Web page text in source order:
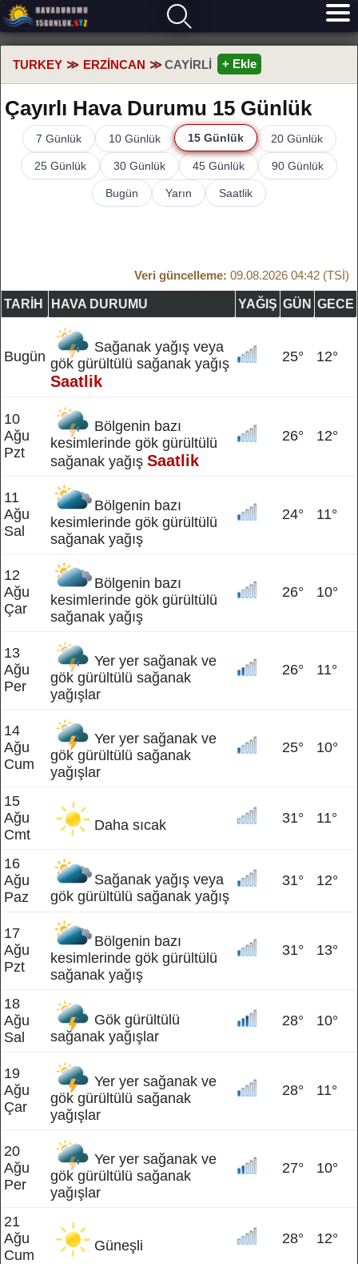
TURKEY ERZINCAN CAYIRLI + Ekle
Çayırlı Hava Durumu 15 Günlük
7 Günlük 10 Günlük 15 Günlük 20 Günlük
25 Günlük 30 Günlük 45 Günlük 90 Günlük
Bugün Yarın Saatlik
Veri güncelleme: 09.08.2026 04:42 (TSİ)
TARIH HAVA DURUMU YAĞIŞ GÜN GECE
Bugün
Sağanak yağış veya
gök gürültülü sağanak yağış
Saatlik
25° 12°
10
Ağu
Pzt
Bölgenin bazı
kesimlerinde gök gürültülü
sağanak yağış Saatlik
26° 12°
11
Ağu
Sal
Bölgenin bazı
kesimlerinde gök gürültülü
sağanak yağış
24° 11°
12
Ağu
Çar
Bölgenin bazı
kesimlerinde gök gürültülü
sağanak yağış
26° 10°
13
Ağu
Per
Yer yer sağanak ve
gök gürültülü sağanak
yağışlar
26° 11°
14
Ağu
Cum
Yer yer sağanak ve
gök gürültülü sağanak
yağışlar
25° 10°
15
Ağu
Cmt
Daha sıcak 31° 11°
16
Ağu
Paz
Sağanak yağış veya
gök gürültülü sağanak yağış
31° 12°
17
Ağu
Pzt
Bölgenin bazı
kesimlerinde gök gürültülü
sağanak yağış
31° 13°
18
Ağu
Sal
Gök gürültülü
sağanak yağışlar
28° 10°
19
Ağu
Çar
Yer yer sağanak ve
gök gürültülü sağanak
yağışlar
28° 11°
20
Ağu
Per
Yer yer sağanak ve
gök gürültülü sağanak
yağışlar
27° 10°
21
Ağu
Cum
Güneşli 28° 12°